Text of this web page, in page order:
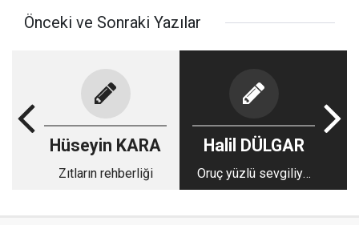
Önceki ve Sonraki Yazılar
Hüseyin KARA
Zıtların rehberliği
Halil DÜLGAR
Oruç yüzlü sevgiliye
veda